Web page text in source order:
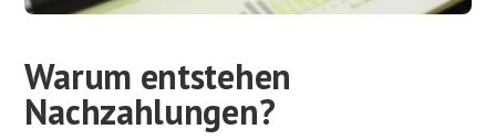
Warum entstehen
Nachzahlungen?